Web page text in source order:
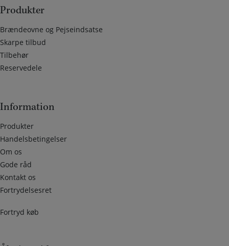
Produkter
Brændeovne og Pejseindsatse
Skarpe tilbud
Tilbehør
Reservedele
Information
Produkter
Handelsbetingelser
Om os
Gode råd
Kontakt os
Fortrydelsesret
Fortryd køb